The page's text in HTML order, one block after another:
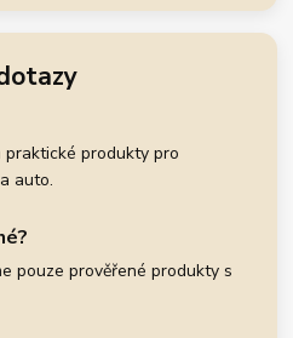
praktické produkty pro
auto.
pouze prověřené produkty s